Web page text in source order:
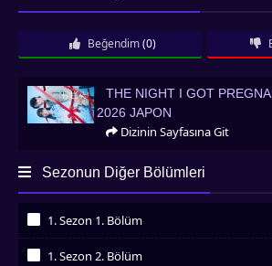
Beğendim (0)
The Night I Got Pregnant by the CEO 2026 Japon
THE NIGHT I GOT
2026 JAPON
Dizinin Sayfasına Git
Sezonun Diğer Bölümleri
1. Sezon 1. Bölüm
1. Sezon 2. Bölüm